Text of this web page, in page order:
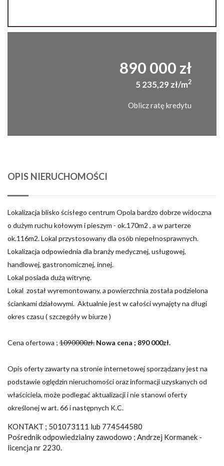
890 000 zł
5 235,29 zł/m2
Oblicz ratę kredytu
OPIS NIERUCHOMOŚCI
Lokalizacja blisko ścisłego centrum Opola bardzo dobrze widoczna
o dużym ruchu kołowym i pieszym - ok.170m2 , a w parterze
ok.116m2. Lokal przystosowany dla osób niepełnosprawnych.
Lokalizacja odpowiednia dla branży medycznej, usługowej,
handlowej, gastronomicznej, innej.
Lokal posiada dużą witrynę.
Lokal został wyremontowany, a powierzchnia została podzielona
ściankami działowymi. Aktualnie jest w całości wynajęty na długi
okres czasu ( szczegóły w biurze )
Cena ofertowa ; 1090000zł. Nowa cena ; 890 000zł.
Opis oferty zawarty na stronie internetowej sporządzany jest na
podstawie oględzin nieruchomości oraz informacji uzyskanych od
właściciela, może podlegać aktualizacji i nie stanowi oferty
określonej w art. 66 i następnych K.C.
KONTAKT ; 501073111 lub 774544580
Pośrednik odpowiedzialny zawodowo ; Andrzej Kormanek -
licencja nr 2230.